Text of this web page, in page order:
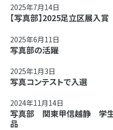
2025年7月14日
【写真部】2025足立区展入賞
2025年6月11日
写真部の活躍
2025年1月3日
写真コンテストで入選
2024年11月14日
写真部 関東甲信越静 学生
品